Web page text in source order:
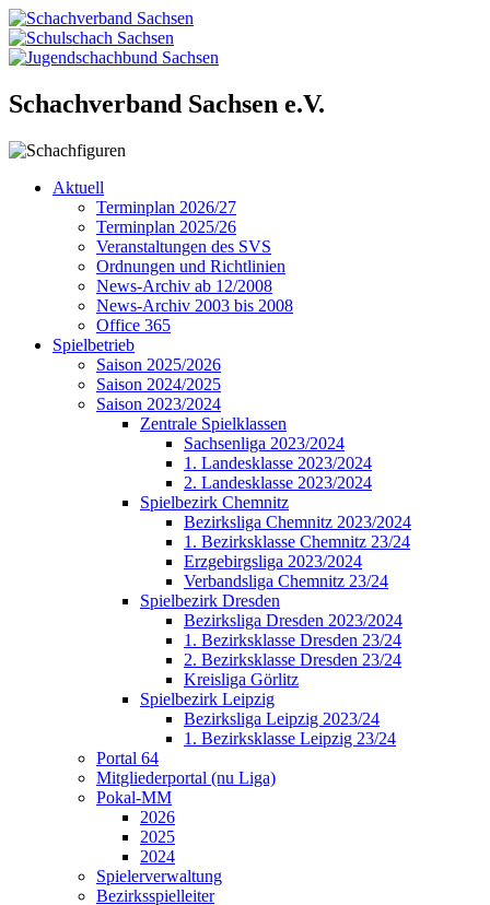
Schachverband Sachsen e.V.
Aktuell
Terminplan 2026/27
Terminplan 2025/26
Veranstaltungen des SVS
Ordnungen und Richtlinien
News-Archiv ab 12/2008
News-Archiv 2003 bis 2008
Office 365
Spielbetrieb
Saison 2025/2026
Saison 2024/2025
Saison 2023/2024
Zentrale Spielklassen
Sachsenliga 2023/2024
1. Landesklasse 2023/2024
2. Landesklasse 2023/2024
Spielbezirk Chemnitz
Bezirksliga Chemnitz 2023/2024
1. Bezirksklasse Chemnitz 23/24
Erzgebirgsliga 2023/2024
Verbandsliga Chemnitz 23/24
Spielbezirk Dresden
Bezirksliga Dresden 2023/2024
1. Bezirksklasse Dresden 23/24
2. Bezirksklasse Dresden 23/24
Kreisliga Görlitz
Spielbezirk Leipzig
Bezirksliga Leipzig 2023/24
1. Bezirksklasse Leipzig 23/24
Portal 64
Mitgliederportal (nu Liga)
Pokal-MM
2026
2025
2024
Spielerverwaltung
Bezirksspielleiter